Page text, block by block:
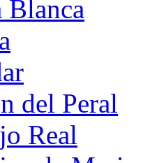
Blanca
del Peral
Real